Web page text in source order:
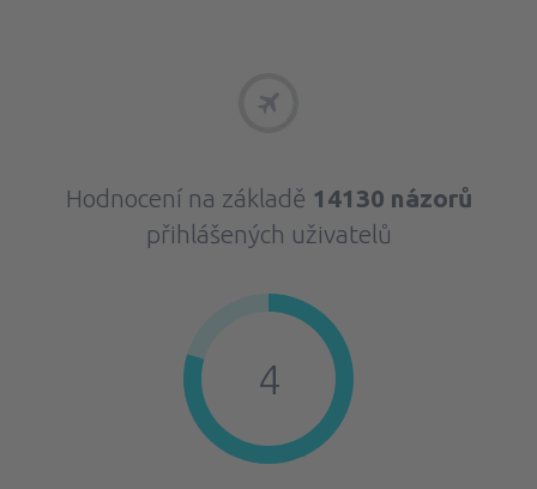
Hodnocení na základě 14130 názorů
přihlášených uživatelů
4